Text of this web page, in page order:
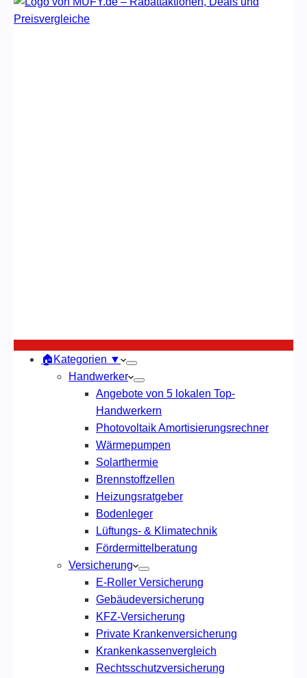
🏠Kategorien ▼
Handwerker
Angebote von 5 lokalen Top-
Handwerkern
Photovoltaik Amortisierungsrechner
Wärmepumpen
Solarthermie
Brennstoffzellen
Heizungsratgeber
Bodenleger
Lüftungs- & Klimatechnik
Fördermittelberatung
Versicherung
E-Roller Versicherung
Gebäudeversicherung
KFZ-Versicherung
Private Krankenversicherung
Krankenkassenvergleich
Rechtsschutzversicherung